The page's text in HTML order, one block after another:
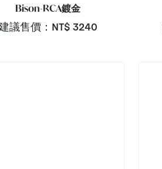
Bison-RCA鍍金
議售價：NT$ 3240